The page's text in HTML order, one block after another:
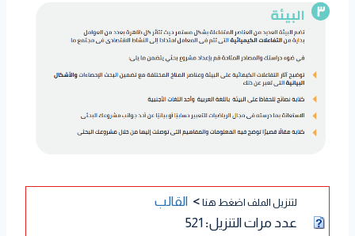
لتنزيل الملف اضغط هنا > القالب
عدد مرات التنزيل: